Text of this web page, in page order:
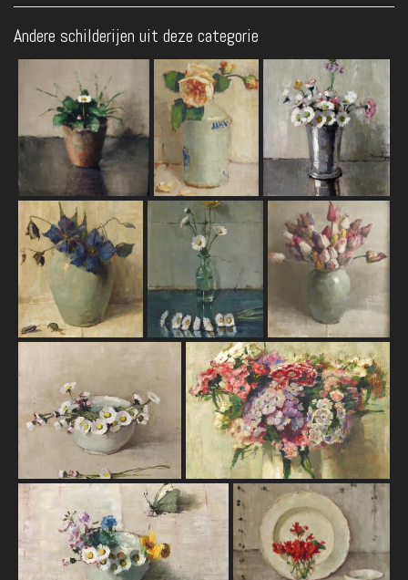
Andere schilderijen uit deze categorie